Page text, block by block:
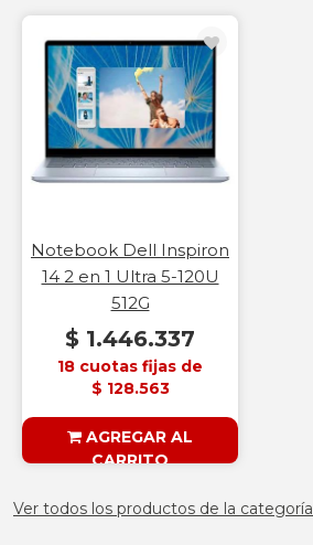
Notebook Dell Inspiron
14 2 en 1 Ultra 5-120U
512G
$ 1.446.337
18 cuotas fijas de
$ 128.563
AGREGAR AL
CARRITO
Ver todos los productos de la categoría